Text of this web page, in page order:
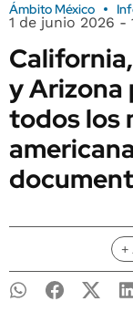
Ámbito México
1 de junio 2026 -
y Arizona
todos los
+